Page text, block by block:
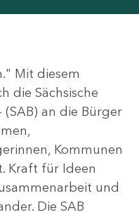
Mit diesem
die Sächsische
an die Bürger
Kommunen
Kraft für Ideen
und
Die SAB